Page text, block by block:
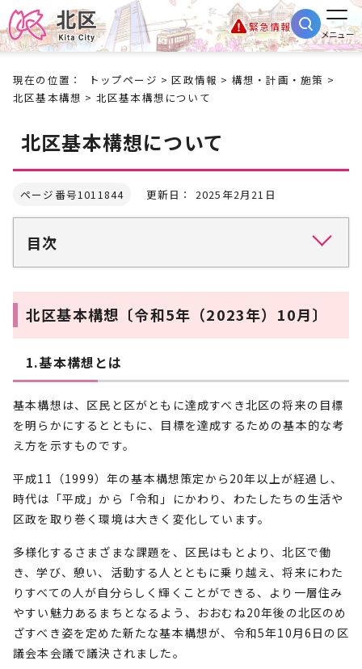
緊急情報
メニュー
現在の位置： トップページ >区政情報 > 構想・計画・施策 >
北区基本構想 > 北区基本構想について
北区基本構想について
ページ番号1011844 更新日： 2025年2月21日
目次
北区基本構想〔令和5年（2023年）10月〕
1.基本構想とは
基本構想は、区民と区がともに達成すべき北区の将来の目標
を明らかにするとともに、目標を達成するための基本的な考
え方を示すものです。
平成11（1999）年の基本構想策定から20年以上が経過し、
時代は「平成」から「令和」にかわり、わたしたちの生活や
区政を取り巻く環境は大きく変化しています。
多様化するさまざまな課題を、区民はもとより、北区で働
き、学び、憩い、活動する人とともに乗り越え、将来にわた
りすべての人が自分らしく輝くことができる、より一層住み
やすい魅力あるまちとなるよう、おおむね20年後の北区のめ
ざすべき姿を定めた新たな基本構想が、令和5年10月6日の区
議会本会議で議決されました。